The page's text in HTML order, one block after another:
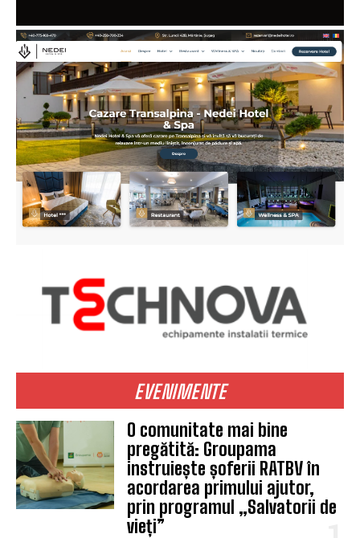
EVENIMENTE
O comunitate mai bine
pregătită: Groupama
instruiește șoferii RATBV în
acordarea primului ajutor,
prin programul „Salvatorii de
vieți”